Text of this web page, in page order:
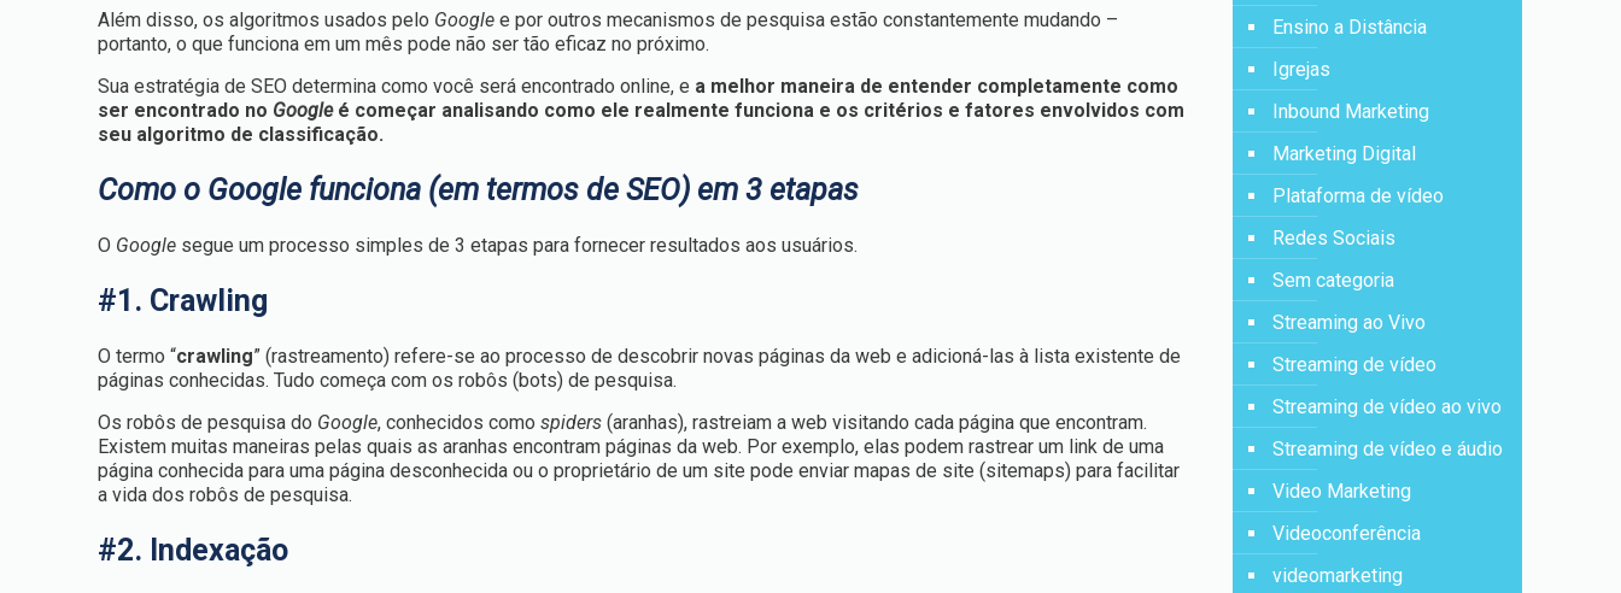
Além disso, os algoritmos usados pelo Google e por outros mecanismos de pesquisa estão constantemente mudando –
portanto, o que funciona em um mês pode não ser tão eficaz no próximo.
Sua estratégia de SEO determina como você será encontrado online, e a melhor maneira de entender completamente como
ser encontrado no Googleé começar analisando como ele realmente funciona e os critérios e fatores envolvidos com
seu algoritmo de classificação.
Como o Google funciona (em termos de SEO) em3 etapas
O Google segue um processo simples de 3 etapas para fornecer resultados aos usuários.
#1. Crawling
O termo “crawling” (rastreamento) refere-se ao processo de descobrir novas páginas da web e adicioná-las à lista existente de
páginas conhecidas. Tudo começa com os robôs (bots) de pesquisa.
Os robôs de pesquisa do Google, conhecidos comospiders (aranhas), rastreiam a web visitando cada página que encontram.
Existem muitas maneiras pelas quais as aranhas encontram páginas da web. Por exemplo, elas podem rastrear um link de uma
página conhecida para uma página desconhecida ou o proprietário de um site pode enviar mapas de site (sitemaps) para facilitar
a vida dos robôs de pesquisa.
#2. Indexação
Ensino a Distância
Igrejas
Inbound Marketing
Marketing Digital
Plataforma de vídeo
Redes Sociais
Sem categoria
Streaming ao Vivo
Streaming de vídeo
Streaming de vídeo ao vivo
Streaming de vídeo e áudio
Video Marketing
Videoconferência
videomarketing